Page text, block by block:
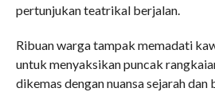
pertunjukan teatrikal berjalan.
Ribuan warga tampak memadati
untuk menyaksikan puncak
dikemas dengan nuansa sejarah dan